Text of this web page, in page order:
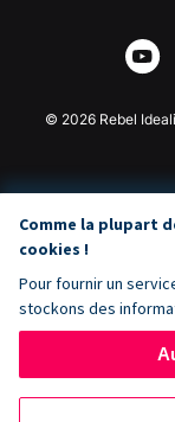
Partenariat
Bibliothèque
Application de
Don Joomla
© 2026 Rebel
Comme la plupart
cookies !
Pour fournir un
stockons des